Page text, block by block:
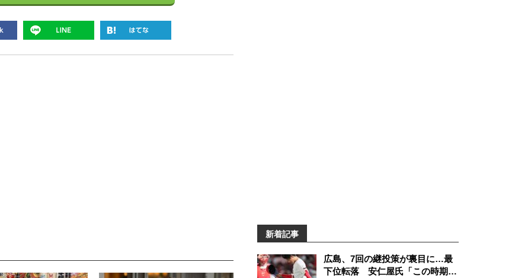
新着記事
広島、7回の継投策が裏目に…最
下位転落 安仁屋氏「この時期に